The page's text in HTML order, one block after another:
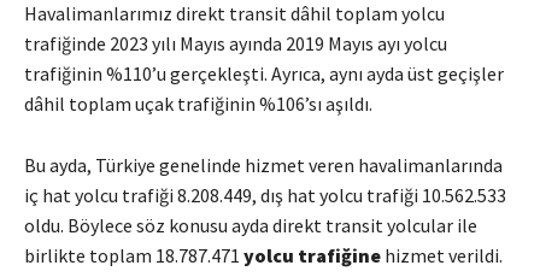
Havalimanlarımız direkt transit dâhil toplam yolcu
trafiğinde 2023 yılı Mayıs ayında 2019 Mayıs ayı yolcu
trafiğinin %110’u gerçekleşti. Ayrıca, aynı ayda üst geçişler
dâhil toplam uçak trafiğinin %106’sı aşıldı.
Bu ayda, Türkiye genelinde hizmet veren havalimanlarında
iç hat yolcu trafiği 8.208.449, dış hat yolcu trafiği 10.562.533
oldu. Böylece söz konusu ayda direkt transit yolcular ile
birlikte toplam 18.787.471 yolcu trafiğine hizmet verildi.